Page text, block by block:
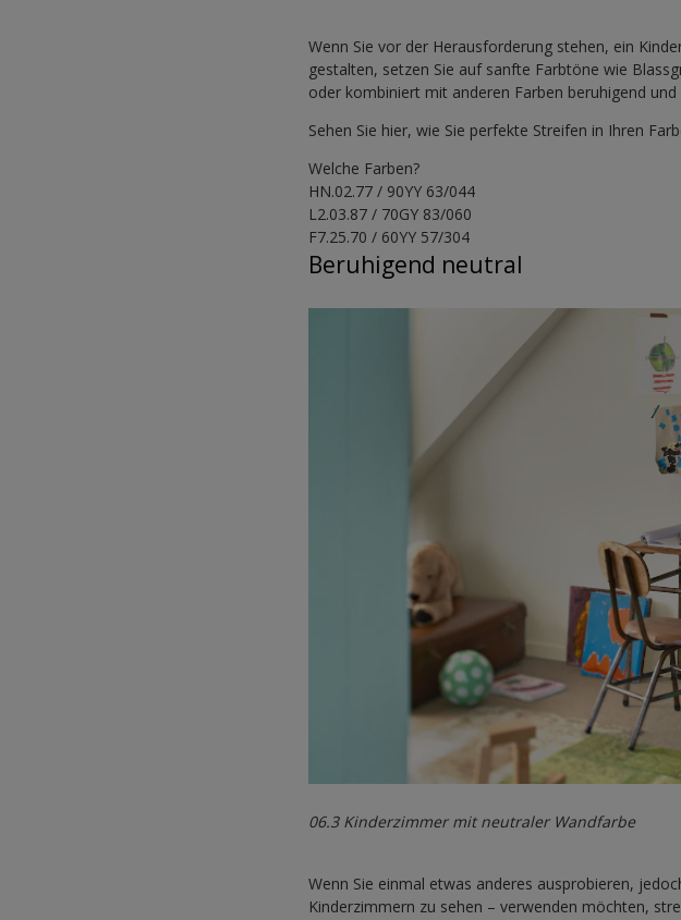
Wenn Sie vor der Herausforderung stehen, ein
gestalten, setzen Sie auf sanfte Farbtöne wie
oder kombiniert mit anderen Farben beruhigend und
Sehen Sie hier, wie Sie perfekte Streifen in Ihren
Welche Farben?
HN.02.77 / 90YY 63/044
L2.03.87 / 70GY 83/060
F7.25.70 / 60YY 57/304
Beruhigend neutral
06.3 Kinderzimmer mit neutraler Wandfarbe
Wenn Sie einmal etwas anderes ausprobieren,
Kinderzimmern zu sehen – verwenden möchten,